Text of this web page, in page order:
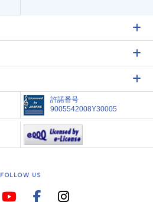
許諾番号
9005542008Y30005
FOLLOW US